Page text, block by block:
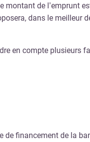
de l’emprunt
dans le meilleur
en compte plusieurs
de financement de la